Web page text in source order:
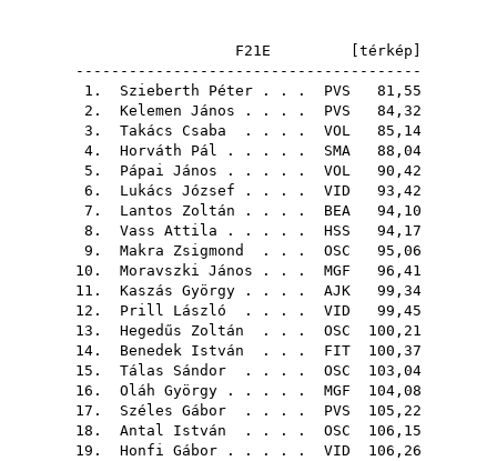
F21E [ térkép
---------------------------------------
1. Szieberth Péter . . . PVS 81,55
2. Kelemen János . . . . PVS 84,32
3. Takács Csaba . . . . VOL 85,14
4. Horváth Pál . . . . . SMA 88,04
5. Pápai János . . . . . VOL 90,42
6. Lukács József . . . . VID 93,42
7. Lantos Zoltán . . . . BEA 94,10
8. Vass Attila . . . . . HSS 94,17
9. Makra Zsigmond . . . OSC 95,06
10. Moravszki János . . . MGF 96,41
11. Kaszás György . . . . AJK 99,34
12. Prill László . . . . VID 99,45
13. Hegedűs Zoltán . . . OSC 100,21
14. Benedek István . . . FIT 100,37
15. Tálas Sándor . . . . OSC 103,04
16. Oláh György . . . . . MGF 104,08
17. Széles Gábor . . . . PVS 105,22
18. Antal István . . . . OSC 106,15
19. Honfi Gábor . . . . . VID 106,26